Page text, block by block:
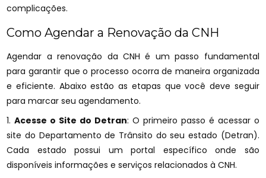
complicações.
Como Agendar a Renovação da CNH
Agendar a renovação da CNH é um passo fundamental
para garantir que o processo ocorra de maneira organizada
e eficiente. Abaixo estão as etapas que você deve seguir
para marcar seu agendamento.
1.Acesse o Site do Detran: O primeiro passo é acessar o
site do Departamento de Trânsito do seu estado (Detran).
Cada estado possui um portal específico onde são
disponíveis informações e serviços relacionados à CNH.